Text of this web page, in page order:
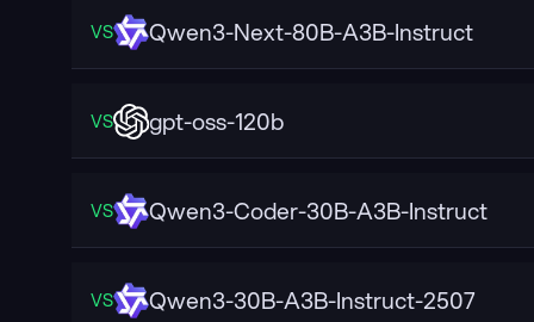
VS Qwen3-Next-80B-A3B-Instruct
VS gpt-oss-120b
VS Qwen3-Coder-30B-A3B-Instruct
VS Qwen3-30B-A3B-Instruct-2507